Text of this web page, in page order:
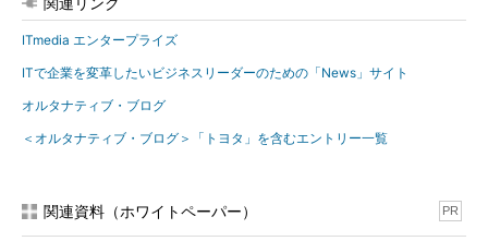
ITmedia エンタープライズ
ITで企業を変革したいビジネスリーダーのための「News」サイト
オルタナティブ・ブログ
＜オルタナティブ・ブログ＞「トヨタ」を含むエントリー一覧
関連資料（ホワイトペーパー） PR